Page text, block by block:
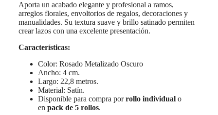
Aporta un acabado elegante y profesional a ramos,
arreglos florales, envoltorios de regalos, decoraciones y
manualidades. Su textura suave y brillo satinado permiten
crear lazos con una excelente presentación.
Características:
Color: Rosado Metalizado Oscuro
Ancho: 4 cm.
Largo: 22,8 metros.
Material: Satín.
Disponible para compra porrollo individual o
en pack de 5 rollos.